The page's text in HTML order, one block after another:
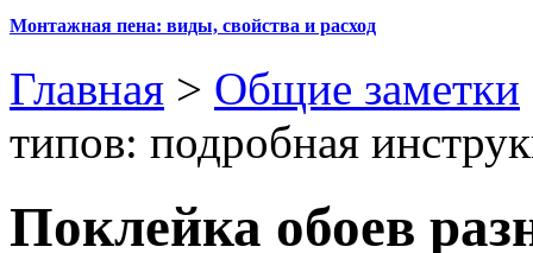
Монтажная пена: виды, свойства и расход
Главная > Общие заметки
типов: подробная
Поклейка обоев